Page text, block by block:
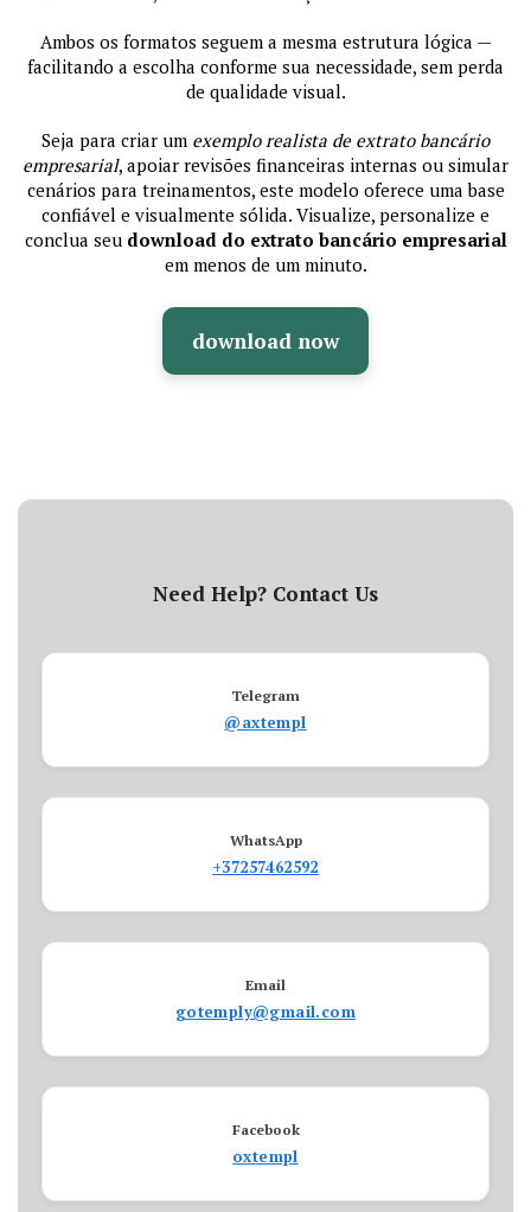
Ambos os formatos seguem a mesma estrutura lógica —
facilitando a escolha conforme sua necessidade, sem perda
de qualidade visual.
Seja para criar um exemplo realista de extrato bancário
empresarial, apoiar revisões financeiras internas ou simular
cenários para treinamentos, este modelo oferece uma base
confiável e visualmente sólida. Visualize, personalize e
conclua seu download do extrato bancário empresarial
em menos de um minuto.
download now
Need Help? Contact Us
Telegram
@axtempl
WhatsApp
+37257462592
Email
gotemply@gmail.com
Facebook
oxtempl